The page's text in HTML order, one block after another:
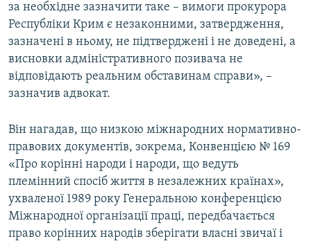
за необхідне зазначити таке – вимоги прокурора
Республіки Крим є незаконними, затвердження,
зазначені в ньому, не підтверджені і не доведені, а
висновки адміністративного позивача не
відповідають реальним обставинам справи», –
зазначив адвокат.
Він нагадав, що низкою міжнародних нормативно-
правових документів, зокрема, Конвенцією № 169
«Про корінні народи і народи, що ведуть
племінний спосіб життя в незалежних країнах»,
ухваленої 1989 року Генеральною конференцією
Міжнародної організації праці, передбачається
право корінних народів зберігати власні звичаї і